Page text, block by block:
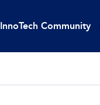
InnoTech Community